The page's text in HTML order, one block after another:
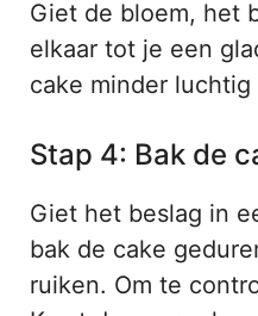
Giet de bloem, het
elkaar tot je een
cake minder
Stap 4: Bak de
Giet het beslag in
bak de cake
ruiken. Om te